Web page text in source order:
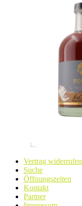
Vertrag widerrufen
Suche
Öffnungszeiten
Kontakt
Partner